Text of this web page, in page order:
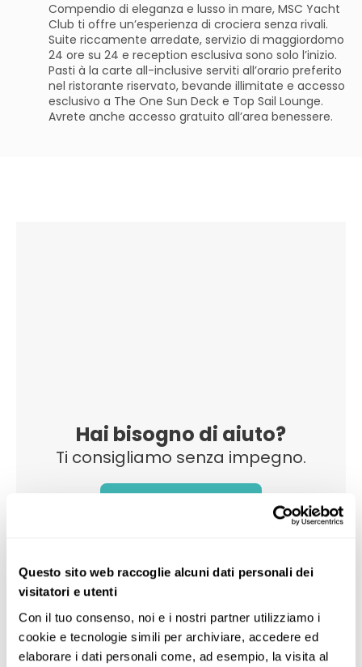
Questo sito web raccoglie alcuni dati personali dei
visitatori e utenti
Con il tuo consenso, noi e i nostri partner utilizziamo i
cookie e tecnologie simili per archiviare, accedere ed
elaborare i dati personali come, ad esempio, la visita al
Compendio di eleganza e lusso in mare, MSC Yacht
Club ti offre un’esperienza di crociera senza rivali.
Suite riccamente arredate, servizio di maggiordomo
24 ore su 24 e reception esclusiva sono solo l’inizio.
Pasti à la carte all-inclusive serviti all’orario preferito
nel ristorante riservato, bevande illimitate e accesso
esclusivo a The One Sun Deck e Top Sail Lounge.
Avrete anche accesso gratuito all’area benessere.
Hai bisogno di aiuto?
Ti consigliamo senza impegno.
Categorie di MSC World Asia